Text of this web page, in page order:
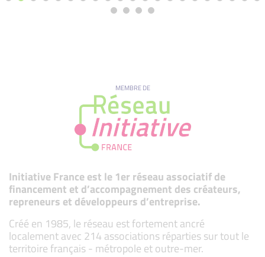
MEMBRE DE
Initiative France est le 1er réseau associatif de
financement et d’accompagnement des créateurs,
repreneurs et développeurs d’entreprise.
Créé en 1985, le réseau est fortement ancré
localement avec 214 associations réparties sur tout le
territoire français - métropole et outre-mer.